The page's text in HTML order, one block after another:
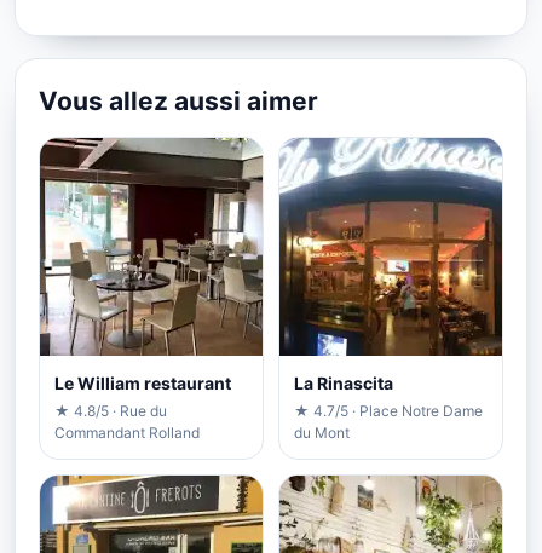
Vous allez aussi aimer
Le William restaurant
★ 4.8/5 · Rue du
Commandant Rolland
La Rinascita
★ 4.7/5 · Place Notre Dame
du Mont